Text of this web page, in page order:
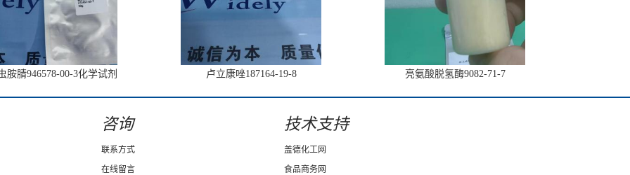
胺腈946578-00-3化学试剂 卢立康唑187164-19-8 亮氨酸脱氢酶9082-71-7
咨询
联系方式
在线留言
技术支持
盖德化工网
食品商务网